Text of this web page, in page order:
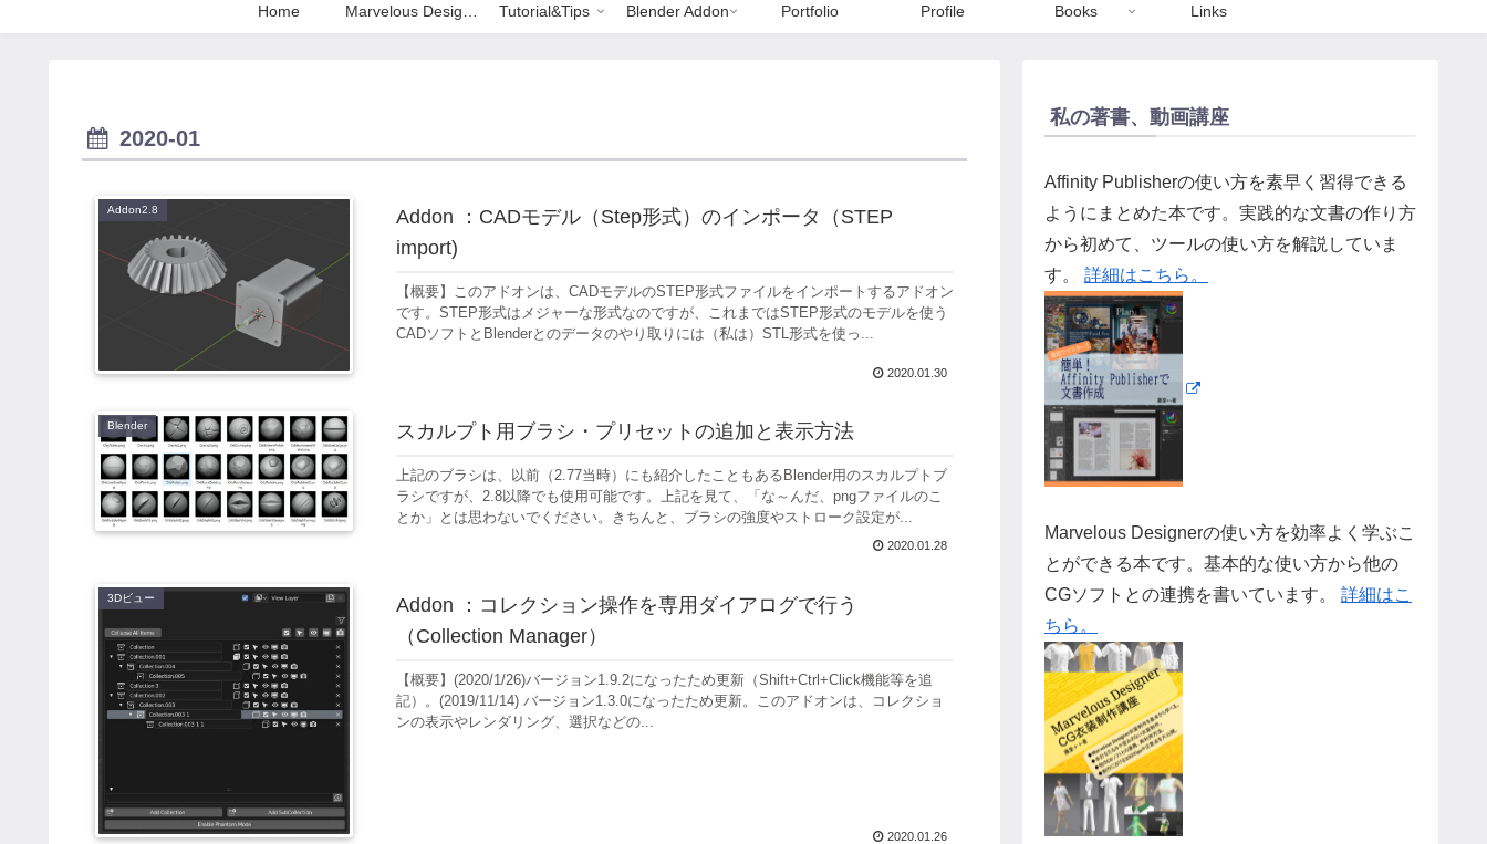
Home Tutorial&Tips Blender Addon Portfolio Profile Books Links
2020-01
Addon2.8
Addon ：CADモデル（Step形式）のインポータ（STEP
import)
【概要】このアドオンは、CADモデルのSTEP形式ファイルをインポートするアドオン
です。STEP形式はメジャーな形式なのですが、これまではSTEP形式のモデルを使う
CADソフトとBlenderとのデータのやり取りには（私は）STL形式を使っ...
2020.01.30
Blender スカルプト用ブラシ・プリセットの追加と表示方法
上記のブラシは、以前（2.77当時）にも紹介したこともあるBlender用のスカルプトブ
ラシですが、2.8以降でも使用可能です。上記を見て、「な～んだ、pngファイルのこ
とか」とは思わないでください。きちんと、ブラシの強度やストローク設定が...
2020.01.28
3Dビュー
Addon ：コレクション操作を専用ダイアログで行う
（Collection Manager）
【概要】(2020/1/26)バージョン1.9.2になったため更新（Shift+Ctrl+Click機能等を追
記）。(2019/11/14) バージョン1.3.0になったため更新。このアドオンは、コレクショ
ンの表示やレンダリング、選択などの...
2020.01.26
私の著書、動画講座
Affinity Publisherの使い方を素早く習得できる
ようにまとめた本です。実践的な文書の作り方
から初めて、ツールの使い方を解説していま
す。 詳細はこちら。
Marvelous Designerの使い方を効率よく学ぶこ
とができる本です。基本的な使い方から他の
CGソフトとの連携を書いています。 詳細はこ
ちら。